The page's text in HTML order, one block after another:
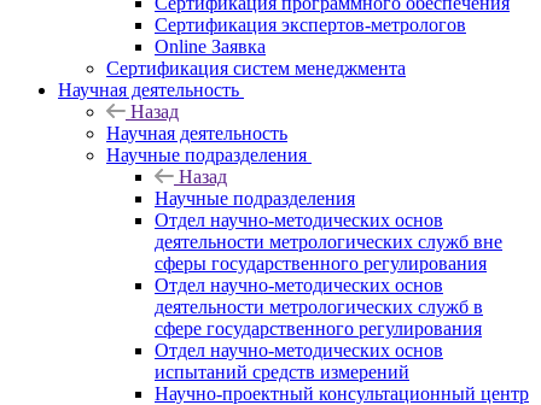
Сертификация экспертов-метрологов
Online Заявка
Сертификация систем менеджмента
Научная деятельность
Назад
Научная деятельность
Научные подразделения
Назад
Научные подразделения
Отдел научно-методических основ
деятельности метрологических служб вне
сферы государственного регулирования
Отдел научно-методических основ
деятельности метрологических служб в
сфере государственного регулирования
Отдел научно-методических основ
испытаний средств измерений
Научно-проектный консультационный центр